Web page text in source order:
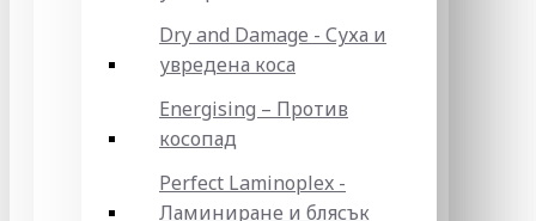
Dry and Damage - Суха и
увредена коса
Energising – Против
косопад
Perfect Laminoplex -
Ламиниране и блясък